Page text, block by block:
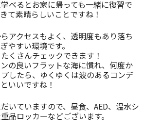
べるとお家に帰っても一緒に復習で
て素晴らしいことですね！
アクセスもよく、透明度もあり落ち
やすい環境です。
くさんチェックできます！
の良いフラットな海に慣れ、何度か
したら、ゆくゆくは波のあるコンデ
いいですね！
いていますので、昼食、AED、温水シ
品ロッカーなどございます。